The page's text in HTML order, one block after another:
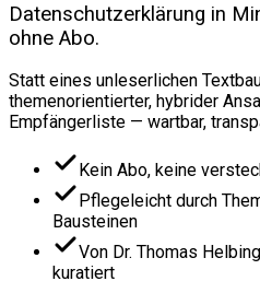
Datenschutzerklärung in
ohne Abo.
Statt eines unleserlichen
themenorientierter, hybrider
Empfängerliste — wartbar,
Kein Abo, keine
Pflegeleicht durch
Bausteinen
Von Dr. Thomas
kuratiert